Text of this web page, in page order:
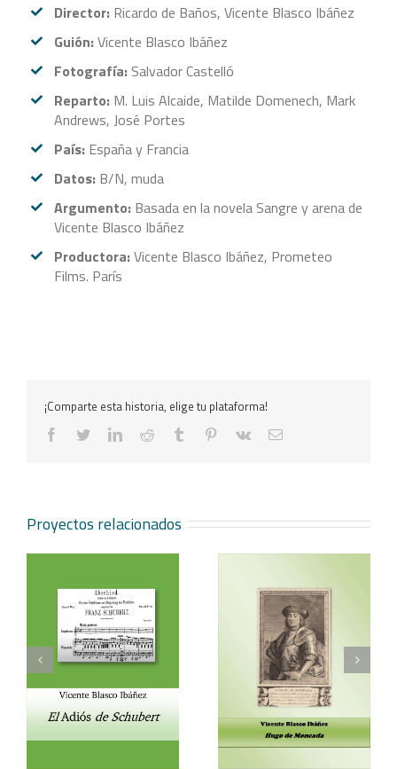
Director: Ricardo de Baños, Vicente Blasco Ibáñez
Guión:Vicente Blasco Ibáñez
Fotografía: Salvador Castelló
Reparto: M. Luis Alcaide, Matilde Domenech, Mark
Andrews, José Portes
País: España y Francia
Datos: B/N, muda
Argumento: Basada en la novela Sangre y arena de
Vicente Blasco Ibáñez
Productora:Vicente Blasco Ibáñez, Prometeo
Films. París
¡Comparte esta historia, elige tu plataforma!
facebooktwitterlinkedinreddit tumblr pinterest
vk
Correo
Proyectos relacionados
Hugo de Moncada
Aventura veneciana y
otros cuentos